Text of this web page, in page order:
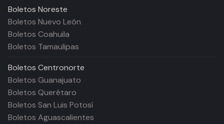
Boletos Noreste
Boletos Nuevo León
Boletos Coahuila
Boletos Tamaulipas
Boletos Centronorte
Boletos Guanajuato
Boletos Querétaro
Boletos San Luis Potosí
Boletos Aguascalientes